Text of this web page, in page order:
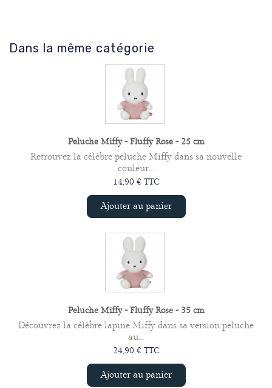
Dans la même catégorie
Peluche Miffy - Fluffy Rose - 25 cm
Retrouvez la célèbre peluche Miffy dans sa nouvelle
couleur...
14,90 € TTC
Ajouter au panier
Peluche Miffy - Fluffy Rose - 35 cm
Découvrez la célèbre lapine Miffy dans sa version peluche
au...
24,90 € TTC
Ajouter au panier